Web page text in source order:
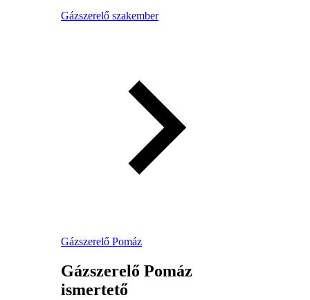
Gázszerelő szakember
Gázszerelő Pomáz
Gázszerelő Pomáz
ismertető